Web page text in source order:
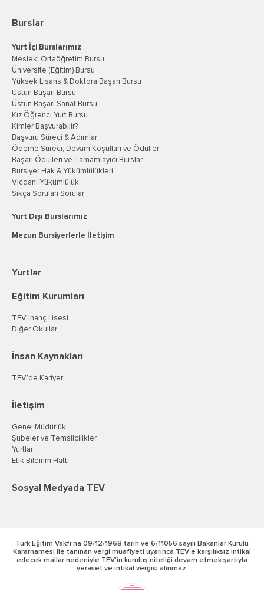
Burslar
Yurt İçi Burslarımız
Mesleki Ortaöğretim Bursu
Üniversite (Eğitim) Bursu
Yüksek Lisans & Doktora Başarı Bursu
Üstün Başarı Bursu
Üstün Başarı Sanat Bursu
Kız Öğrenci Yurt Bursu
Kimler Başvurabilir?
Başvuru Süreci & Adımlar
Ödeme Süreci, Devam Koşulları ve Ödüller
Başarı Ödülleri ve Tamamlayıcı Burslar
Bursiyer Hak & Yükümlülükleri
Vicdani Yükümlülük
Sıkça Sorulan Sorular
Yurt Dışı Burslarımız
Mezun Bursiyerlerle İletişim
Yurtlar
Eğitim Kurumları
TEV İnanç Lisesi
Diğer Okullar
İnsan Kaynakları
TEV’de Kariyer
İletişim
Genel Müdürlük
Şubeler ve Temsilcilikler
Yurtlar
Etik Bildirim Hattı
Sosyal Medyada TEV
Türk Eğitim Vakfı’na 09/12/1968 tarih ve 6/11056 sayılı Bakanlar Kurulu
Kararnamesi ile tanınan vergi muafiyeti uyarınca TEV’e karşılıksız intikal
edecek mallar nedeniyle TEV’in kuruluş niteliği devam etmek şartıyla
veraset ve intikal vergisi alınmaz.